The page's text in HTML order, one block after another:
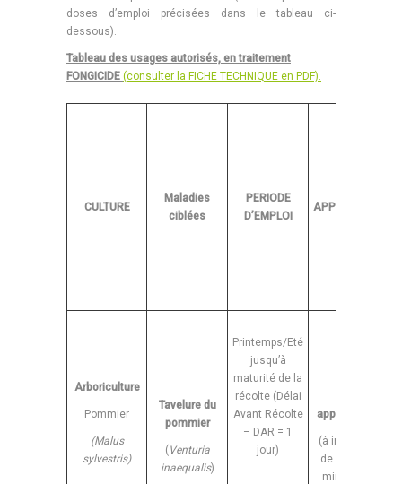
doses d’emploi précisées dans le tableau ci-
dessous).
Tableau des usages autorisés, en traitement
FONGICIDE (consulter la FICHE TECHNIQUE en PDF).
CULTURE
Maladies
ciblées
PERIODE
D’EMPLOI
APPLICATION
Arboriculture
Pommier
(Malus
sylvestris)
Tavelure du
pommier
( Venturia
inaequalis)
Printemps/Eté
jusqu’à
maturité de la
récolte (Délai
Avant Récolte
– DAR = 1
jour)
applications
(à intervalle
de 10 jours
minimum)